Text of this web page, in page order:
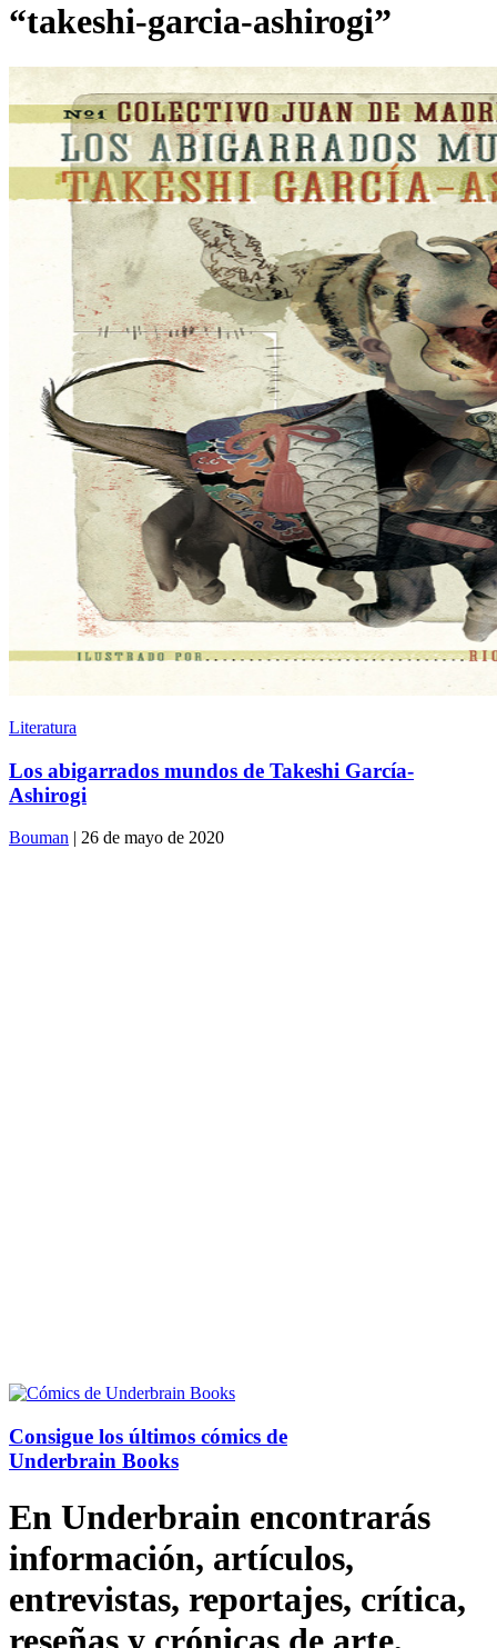
“takeshi-garcia-ashirogi”
Literatura
Los abigarrados mundos de Takeshi García-
Ashirogi
Bouman | 26 de mayo de 2020
Consigue los últimos cómics de
Underbrain Books
En Underbrain encontrarás
información, artículos,
entrevistas, reportajes, crítica,